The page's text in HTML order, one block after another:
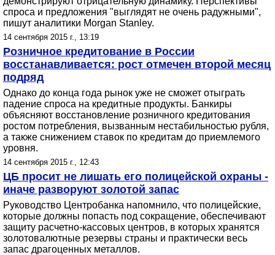
спроса и предложения "выглядят не очень радужными",
пишут аналитики Morgan Stanley.
14 сентября 2015 г., 13:19
Розничное кредитование в России
восстанавливается: рост отмечен второй месяц
подряд
Однако до конца года рынок уже не сможет отыграть
падение спроса на кредитные продукты. Банкиры
объясняют восстановление розничного кредитования
ростом потребления, вызванным нестабильностью рубля,
а также снижением ставок по кредитам до приемлемого
уровня.
14 сентября 2015 г., 12:43
ЦБ просит не лишать его полицейской охраны -
иначе разворуют золотой запас
Руководство Центробанка напомнило, что полицейские,
которые должны попасть под сокращение, обеспечивают
защиту расчетно-кассовых центров, в которых хранятся
золотовалютные резервы страны и практически весь
запас драгоценных металлов.